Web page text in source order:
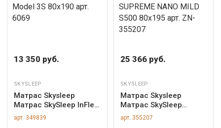
13 350 руб.
SKYSLEEP
Матрас Skysleep
Матрас SkySleep InFlex
Model 3S 80x190 арт.
6069
арт. 349839
25 366 руб.
SKYSLEEP
Матрас Skysleep
Матрас SkySleep
SUPREME NANO MILD
S500 80x195 арт. ZN-
арт. 355207